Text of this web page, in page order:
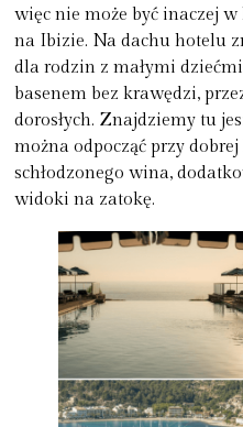
więc nie może być inaczej
na Ibizie. Na dachu hotelu
dla rodzin z małymi
basenem bez krawędzi,
dorosłych. Znajdziemy tu
można odpocząć przy
schłodzonego wina,
widoki na zatokę.